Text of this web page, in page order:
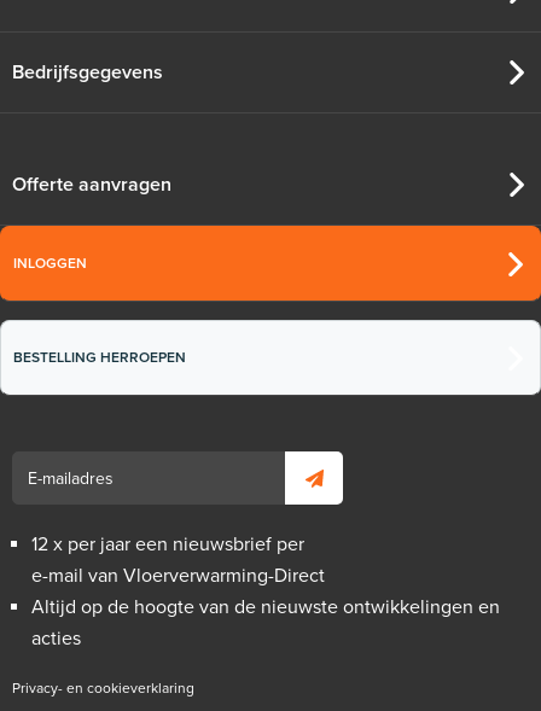
Bedrijfsgegevens
Offerte aanvragen
INLOGGEN
BESTELLING HERROEPEN
12 x per jaar een nieuwsbrief per
e-mail van Vloerverwarming-Direct
Altijd op de hoogte van de nieuwste ontwikkelingen en
acties
Privacy- en cookieverklaring